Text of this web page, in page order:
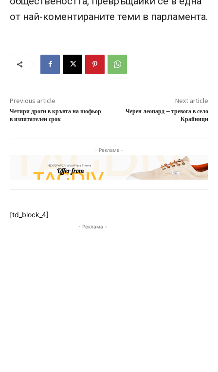
от най-коментираните теми в парламента.
Previous article
Четири дроги в кръвта на шофьор
в изпитателен срок
Next article
Черен леопард – тревога в село
Крайници
- Реклама -
[td_block_4]
- Реклама -